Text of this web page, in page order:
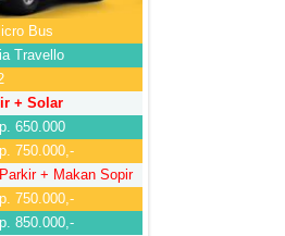
Bus
Travello
+ Solar
650.000
750.000,-
+ Makan Sopir
750.000,-
850.000,-